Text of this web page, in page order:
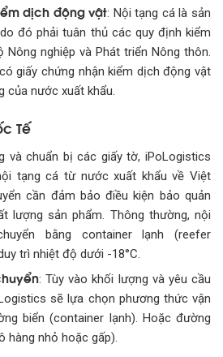
dịch động vật: Nội tạng cá là sản
đó phải tuân thủ các quy định kiểm
Nông nghiệp và Phát triển Nông thôn.
giấy chứng nhận kiểm dịch động vật
của nước xuất khẩu.
Tế
và chuẩn bị các giấy tờ, iPoLogistics
tạng cá từ nước xuất khẩu về Việt
cần đảm bảo điều kiện bảo quản
lượng sản phẩm. Thông thường, nội
bằng container lạnh (reefer
trì nhiệt độ dưới -18°C.
: Tùy vào khối lượng và yêu cầu
sẽ lựa chọn phương thức vận
biển (container lạnh). Hoặc đường
hàng nhỏ hoặc gấp).